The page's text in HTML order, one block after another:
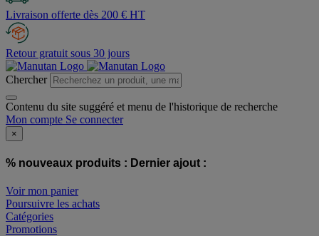
Livraison offerte dès 200 € HT
Retour gratuit sous 30 jours
Chercher
Contenu du site suggéré et menu de l'historique de recherche
Mon compte Se connecter
×
% nouveaux produits : Dernier ajout :
Voir mon panier
Poursuivre les achats
Catégories
Promotions